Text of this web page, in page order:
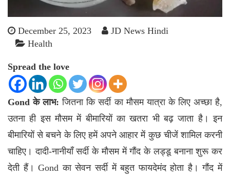
December 25, 2023
JD News Hindi
Health
Spread the love
Gond के लाभ: जितना कि सर्दी का मौसम यात्रा के लिए अच्छा है,
उतना ही इस मौसम में बीमारियों का खतरा भी बढ़ जाता है। इन
बीमारियों से बचने के लिए हमें अपने आहार में कुछ चीजें शामिल करनी
चाहिए। दादी-नानीयाँ सर्दी के मौसम में गौंद के लड्डू बनाना शुरू कर
देती हैं।Gond का सेवन सर्दी में बहुत फायदेमंद होता है। गौंद में